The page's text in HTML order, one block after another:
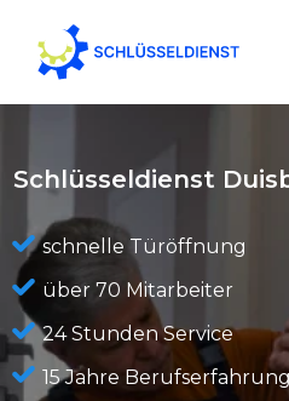
Schlüsseldienst
schnelle Türöffnung
über 70 Mitarbeiter
24 Stunden Service
15 Jahre